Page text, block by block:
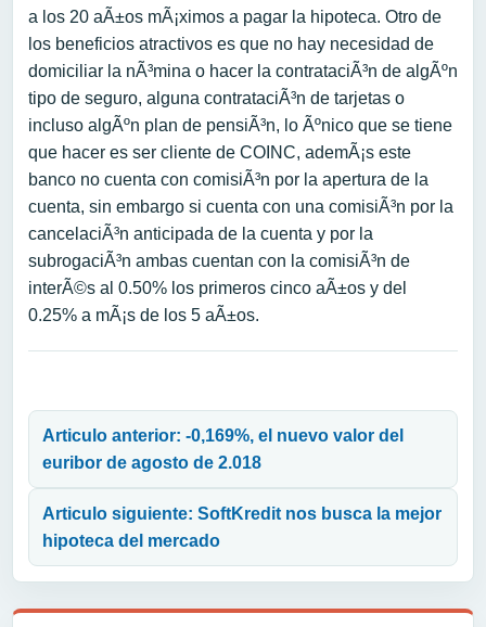
a los 20 aÃ±os mÃ¡ximos a pagar la hipoteca. Otro de
los beneficios atractivos es que no hay necesidad de
domiciliar la nÃ³mina o hacer la contrataciÃ³n de algÃºn
tipo de seguro, alguna contrataciÃ³n de tarjetas o
incluso algÃºn plan de pensiÃ³n, lo Ãºnico que se tiene
que hacer es ser cliente de COINC, ademÃ¡s este
banco no cuenta con comisiÃ³n por la apertura de la
cuenta, sin embargo si cuenta con una comisiÃ³n por la
cancelaciÃ³n anticipada de la cuenta y por la
subrogaciÃ³n ambas cuentan con la comisiÃ³n de
interÃ©s al 0.50% los primeros cinco aÃ±os y del
0.25% a mÃ¡s de los 5 aÃ±os.
Articulo anterior: -0,169%, el nuevo valor del
euribor de agosto de 2.018
Articulo siguiente: SoftKredit nos busca la mejor
hipoteca del mercado